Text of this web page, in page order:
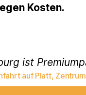
Kosten.
ist
auf Platt,